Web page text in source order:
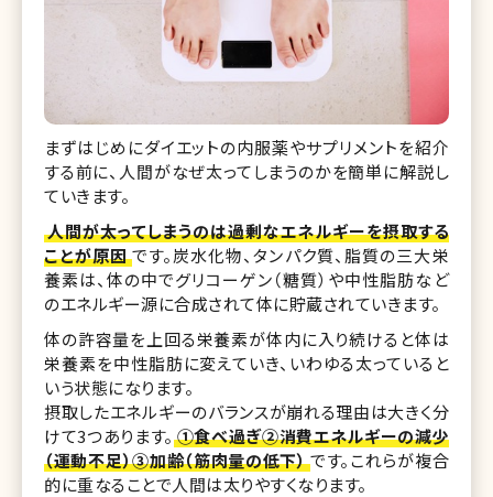
まずはじめにダイエットの内服薬やサプリメントを紹介
する前に、人間がなぜ太ってしまうのかを簡単に解説し
ていきます。
人間が太ってしまうのは過剰なエネルギーを摂取する
ことが原因です。炭水化物、タンパク質、脂質の三大栄
養素は、体の中でグリコーゲン（糖質）や中性脂肪など
のエネルギー源に合成されて体に貯蔵されていきます。
体の許容量を上回る栄養素が体内に入り続けると体は
栄養素を中性脂肪に変えていき、いわゆる太っていると
いう状態になります。
摂取したエネルギーのバランスが崩れる理由は大きく分
けて3つあります。 ①食べ過ぎ②消費エネルギーの減少
（運動不足）③加齢（筋肉量の低下）です。これらが複合
的に重なることで人間は太りやすくなります。